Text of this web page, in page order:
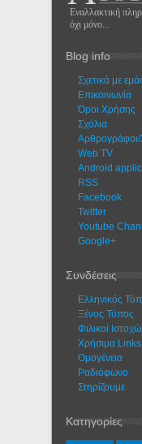
Εναλλακτική
όχι μόνο...
Blog info
Σχετικά με
Eπικοινωνία
Όροι Χρήσης
Σχόλια
Αρθρογράφοι/
Web TV
Android
RSS
Facebook
Twitter
Youtube
Google+
Συνδέσεις
Ελληνικός
Ξένος Τύπος
Φιλικοί
Χρήσιμα Links
Ομογένεια
Ραδιόφωνο
Στηρίζουμε
Κατηγορίες